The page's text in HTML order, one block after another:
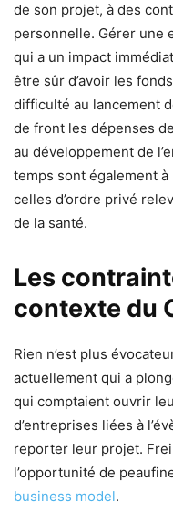
de son projet, à des
personnelle. Gérer une
qui a un impact
être sûr d’avoir les
difficulté au lancement
de front les dépenses
au développement de
temps sont également
celles d’ordre privé
de la santé.
Les
contexte du
Rien n’est plus
actuellement qui a
qui comptaient ouvrir
d’entreprises liées à
reporter leur projet.
l’opportunité de
business model.